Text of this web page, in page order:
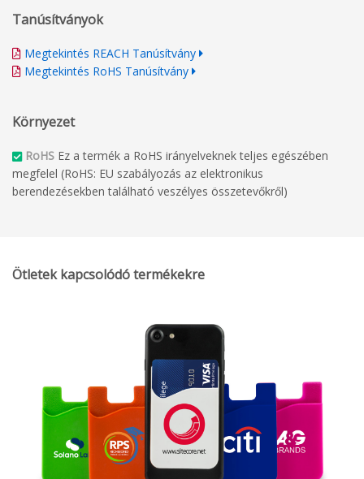
Tanúsítványok
Megtekintés REACH Tanúsítvány
Megtekintés RoHS Tanúsítvány
Környezet
RoHS Ez a termék a RoHS irányelveknek teljes egészében
megfelel (RoHS: EU szabályozás az elektronikus
berendezésekben található veszélyes összetevőkről)
Ötletek kapcsolódó termékekre